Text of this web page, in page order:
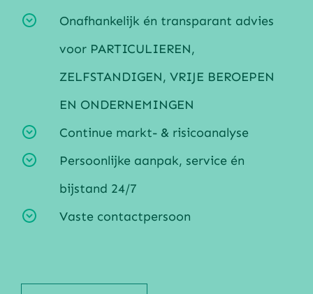
Onafhankelijk én transparant advies
voor PARTICULIEREN,
ZELFSTANDIGEN, VRIJE BEROEPEN
EN ONDERNEMINGEN
Continue markt- & risicoanalyse
Persoonlijke aanpak, service én
bijstand 24/7
Vaste contactpersoon